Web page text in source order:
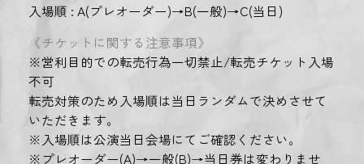
入場順 : A(プレオーダー)→B(一般)→C(当日)
《チケットに関する注意事項》
※営利目的での転売行為一切禁止/転売チケット入場
不可
転売対策のため入場順は当日ランダムで決めさせて
いただきます。
※入場順は公演当日会場にてご確認ください。
※プレオーダー(A)→一般(B)→当日券は変わりませ